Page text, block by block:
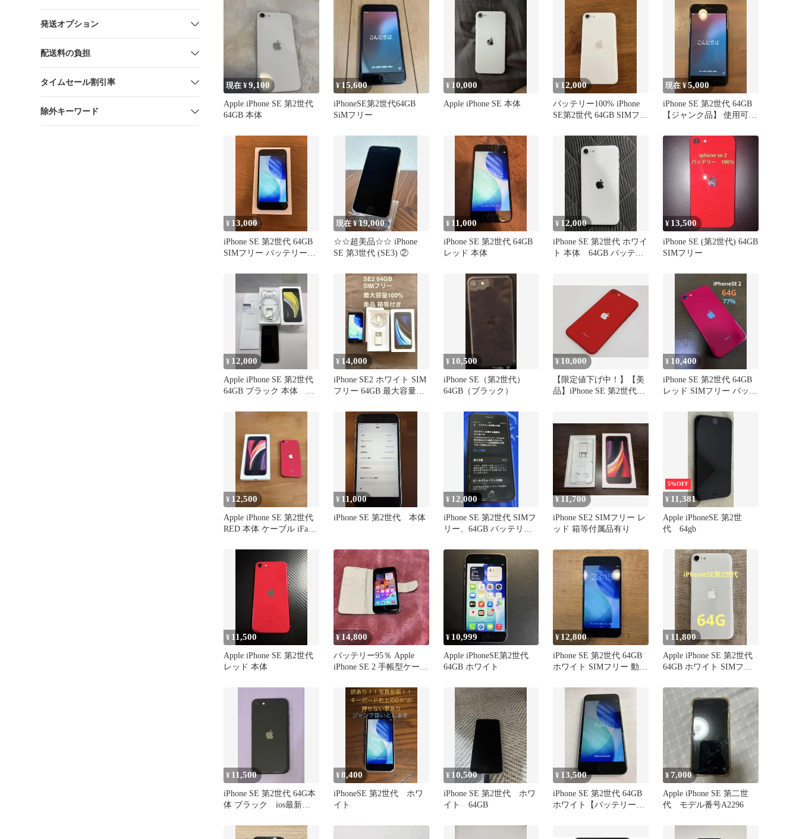
発送オプション
配送料の負担
タイムセール割引率
除外キーワード
現在 ¥9,100
Apple iPhone SE 第2世代
64GB 本体
¥ 15,600
iPhoneSE第2世代64GB
SiMフリー
¥ 10,000
Apple iPhone SE 本体
¥ 12,000
バッテリー100% iPhone
SE第2世代 64GB SIMフリ
現在 ¥5,000
iPhone SE 第2世代 64GB
【ジャンク品】 使用可
¥ 13,000
iPhone SE 第2世代 64GB
SIMフリー バッテリー
現在 ¥19,000
☆☆超美品☆☆ iPhone
SE 第3世代 (SE3) ②
¥ 11,000
iPhone SE 第2世代 64GB
レッド 本体
¥ 12,000
iPhone SE 第2世代 ホワイ
ト 本体 64GB バッテリ
¥ 13,500
iPhone SE (第2世代) 64GB
SIMフリー
¥ 12,000
Apple iPhone SE 第2世代
64GB ブラック 本体
¥ 14,000
iPhone SE2 ホワイト SIM
フリー 64GB 最大容量
¥ 10,500
iPhone SE（第2世代）
64GB（ブラック）
¥ 10,000
【限定値下げ中！】【美
品】iPhone SE 第2世代
¥ 10,400
iPhone SE 第2世代 64GB
レッド SIMフリー バッテ
¥ 12,500
Apple iPhone SE 第2世代
RED 本体 ケーブル iFace
¥ 11,000
iPhone SE 第2世代 本体
¥ 12,000
iPhone SE 第2世代 SIMフ
リー、64GB バッテリー
¥ 11,700
iPhone SE2 SIMフリー レ
ッド 箱等付属品有り
5%OFF
¥ 11,381
Apple iPhoneSE 第2世
代 64gb
¥ 11,500
Apple iPhone SE 第2世代
レッド 本体
¥14,800
バッテリー95％ Apple
iPhone SE 2 手帳型ケース
¥ 10,999
Apple iPhoneSE第2世代
64GB ホワイト
¥12,800
iPhone SE 第2世代 64GB
ホワイト SIMフリー 動作
¥ 11,800
Apple iPhone SE 第2世代
64GB ホワイト SIMフリ
¥ 11,500
iPhone SE 第2世代 64G本
体 ブラック ios最新
¥8,400
iPhoneSE 第2世代 ホワ
イト
¥ 10,500
iPhone SE 第2世代 ホワ
イト 64GB
¥ 13,500
iPhone SE 第2世代 64GB
ホワイト【バッテリー
¥ 7,000
Apple iPhone SE 第二世
代 モデル番号A2296